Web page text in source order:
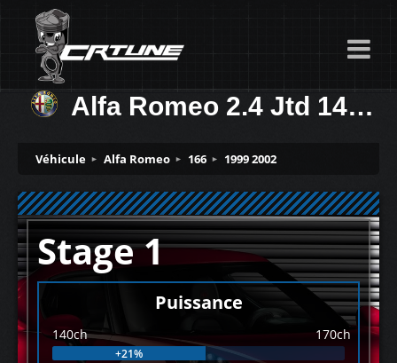
Alfa Romeo 2.4 Jtd 140ch
Véhicule Alfa Romeo 166 1999 2002
Stage 1
Puissance
140ch 170ch
+21%